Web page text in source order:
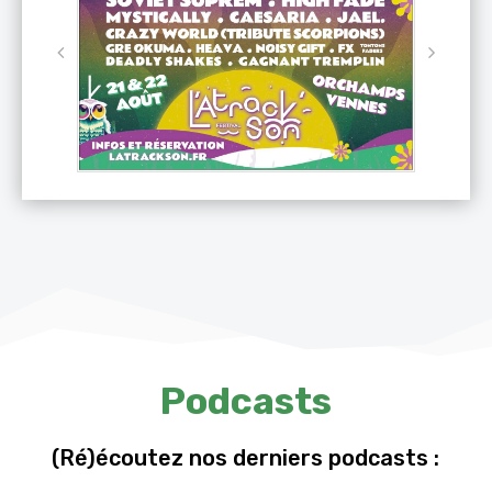
Podcasts
(Ré)écoutez nos derniers podcasts :